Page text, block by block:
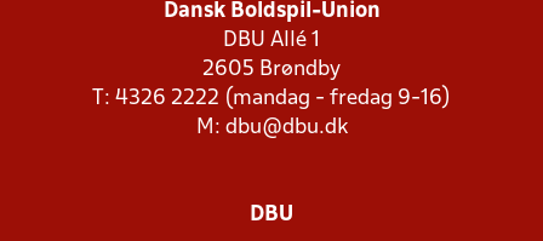
Dansk Boldspil-Union
DBU Allé 1
2605 Brøndby
T: 4326 2222 (mandag - fredag 9-16)
M: dbu@dbu.dk
DBU